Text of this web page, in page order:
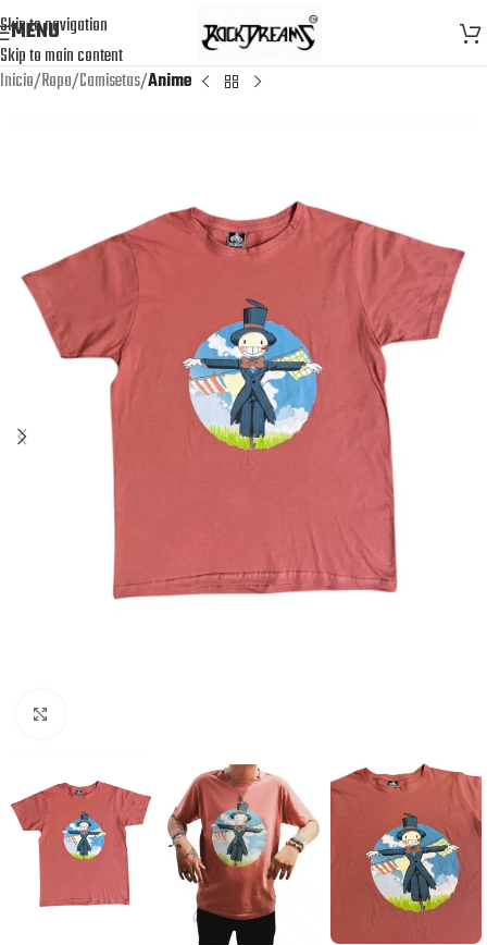
Skip to navigation
Skip to main content
MENU
Inicio Ropa Camisetas Anime